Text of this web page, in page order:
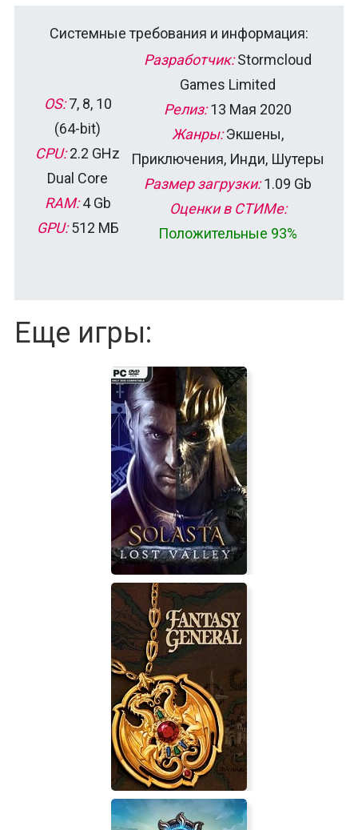
Системные требования и информация:
OS:7, 8, 10
(64-bit)
CPU:2.2 GHz
Dual Core
RAM:4 Gb
GPU:512 MБ
Разработчик:Stormcloud
Games Limited
Релиз:13 Мая 2020
Жанры:Экшены,
Приключения, Инди, Шутеры
Размер загрузки:1.09 Gb
Оценки в СТИМе:
Положительные 93%
Еще игры:
Solasta: Crown of the Magister -
Lost Valley